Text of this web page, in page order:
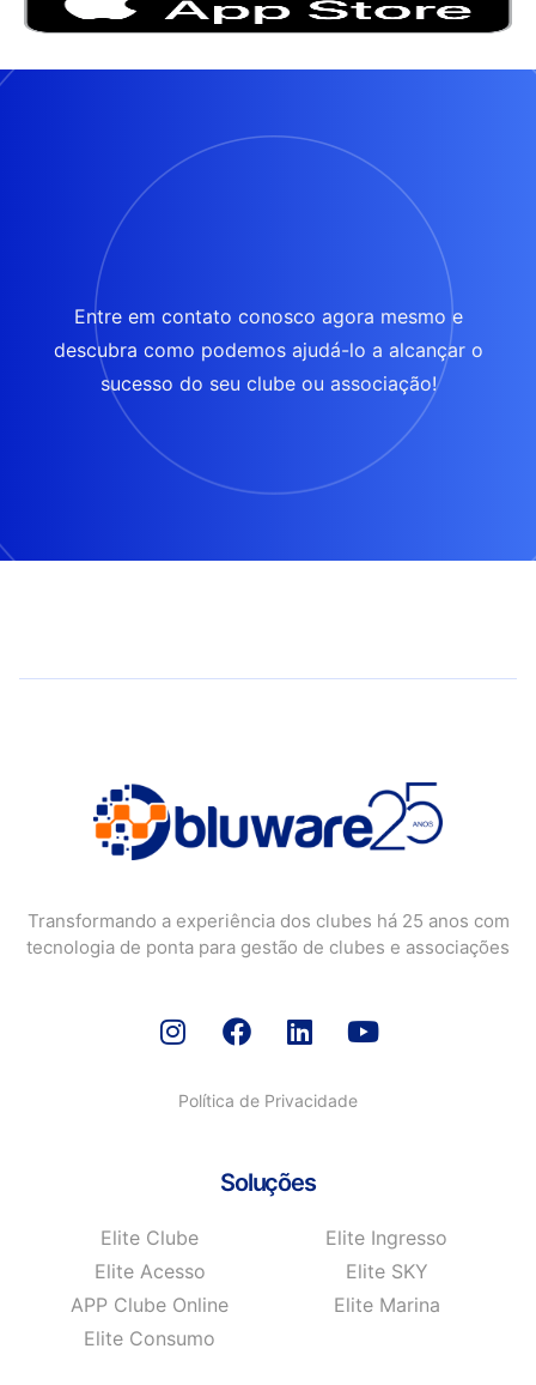
Entre em contato conosco agora mesmo e
descubra como podemos ajudá-lo a alcançar o
sucesso do seu clube ou associação!
Transformando a experiência dos clubes há 25 anos com
tecnologia de ponta para gestão de clubes e associações
Política de Privacidade
Soluções
Elite Clube
Elite Acesso
APP Clube Online
Elite Consumo
Elite Ingresso
Elite SKY
Elite Marina